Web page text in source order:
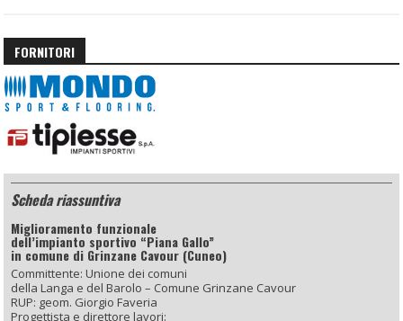
FORNITORI
Scheda riassuntiva
Miglioramento funzionale
dell’impianto sportivo “Piana Gallo”
in comune di Grinzane Cavour (Cuneo)
Committente: Unione dei comuni
della Langa e del Barolo – Comune Grinzane Cavour
RUP: geom. Giorgio Faveria
Progettista e direttore lavori: